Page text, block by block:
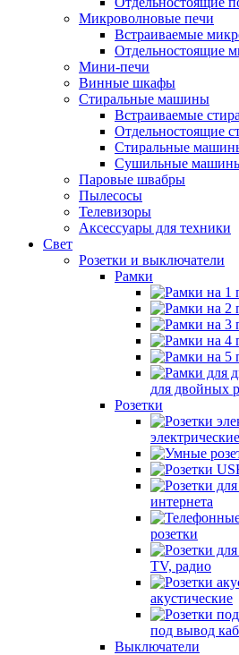
Микроволновые печи
Встраиваемые
Отдельностоящие
Мини-печи
Винные шкафы
Стиральные машины
Встраиваемые
Отдельностоящие
Стиральные
Сушильные
Паровые швабры
Пылесосы
Телевизоры
Аксессуары для техники
Свет
Розетки и выключатели
Рамки
для двойных
Розетки
электрические
интернета
розетки
TV, радио
акустические
под вывод
Выключатели